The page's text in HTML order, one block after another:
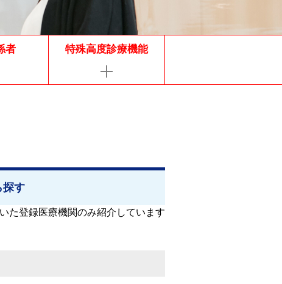
者 特殊高度診療機能
探す
た登録医療機関のみ紹介しています